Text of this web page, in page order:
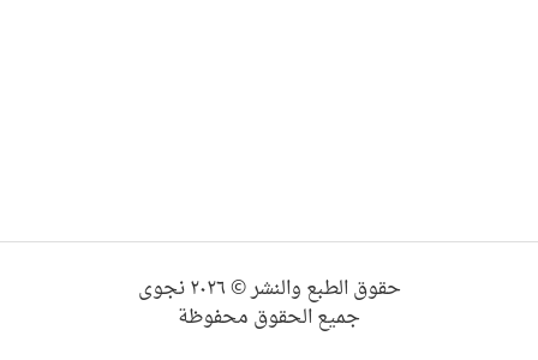
حقوق الطبع والنشر © ٢٠٢٦ نجوى
جميع الحقوق محفوظة